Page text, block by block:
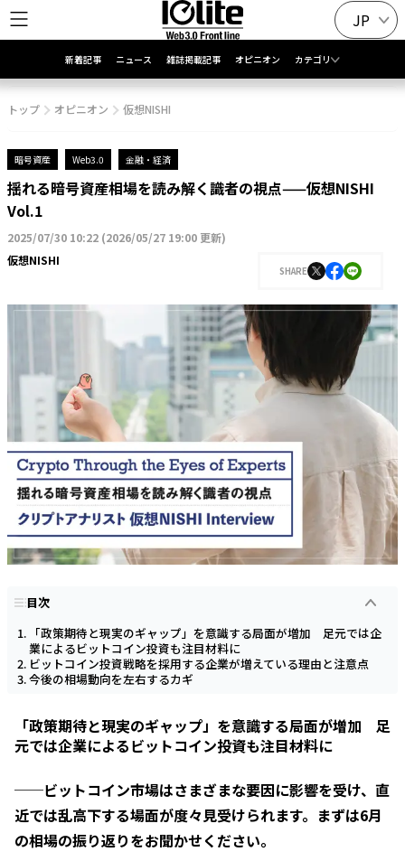
JP
新着記事 ニュース 雑誌掲載記事 オピニオン カテゴリ
トップ オピニオン 仮想NISHI
暗号資産 Web3.0 金融・経済
揺れる暗号資産相場を読み解く識者の視点——仮想NISHI
Vol.1
2025/07/30 10:22 (2026/05/27 19:00 更新)
仮想NISHI
SHARE
目次
「政策期待と現実のギャップ」を意識する局面が増加 足元では企
業によるビットコイン投資も注目材料に
ビットコイン投資戦略を採用する企業が増えている理由と注意点
今後の相場動向を左右するカギ
「政策期待と現実のギャップ」を意識する局面が増加 足
元では企業によるビットコイン投資も注目材料に
──ビットコイン市場はさまざまな要因に影響を受け、直
近では乱高下する場面が度々見受けられます。まずは6月
の相場の振り返りをお聞かせください。